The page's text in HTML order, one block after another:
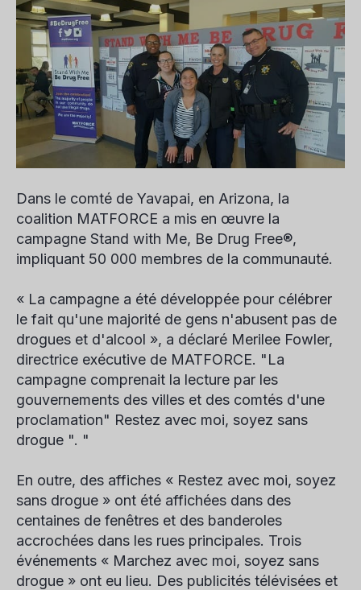
Dans le comté de Yavapai, en Arizona, la
coalition MATFORCE a mis en œuvre la
campagne Stand with Me, Be Drug Free®,
impliquant 50 000 membres de la communauté.
« La campagne a été développée pour célébrer
le fait qu'une majorité de gens n'abusent pas de
drogues et d'alcool », a déclaré Merilee Fowler,
directrice exécutive de MATFORCE. "La
campagne comprenait la lecture par les
gouvernements des villes et des comtés d'une
proclamation" Restez avec moi, soyez sans
drogue ". "
En outre, des affiches « Restez avec moi, soyez
sans drogue » ont été affichées dans des
centaines de fenêtres et des banderoles
accrochées dans les rues principales. Trois
événements « Marchez avec moi, soyez sans
drogue » ont eu lieu. Des publicités télévisées et